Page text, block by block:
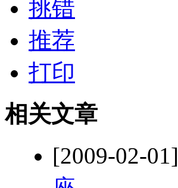
挑错
推荐
打印
相关文章
[2009-02-01]